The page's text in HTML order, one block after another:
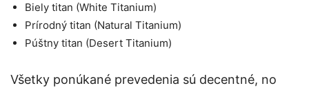
Biely titan (White Titanium)
Prírodný titan (Natural Titanium)
Púštny titan (Desert Titanium)
Všetky ponúkané prevedenia sú decentné, no